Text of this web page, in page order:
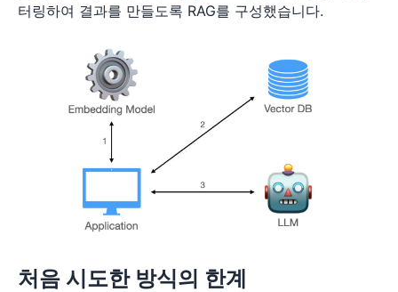
터링하여 결과를 만들도록 RAG를 구성했습니다.
처음 시도한 방식의 한계